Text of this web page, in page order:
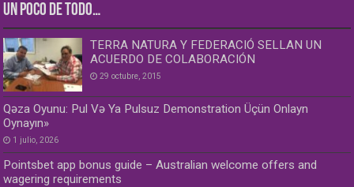
UN POCO DE TODO…
TERRA NATURA Y FEDERACIÓ SELLAN UN
ACUERDO DE COLABORACIÓN
29 octubre, 2015
Qəza Oyunu: Pul Və Ya Pulsuz Demonstration Üçün Onlayn
Oynayın»
1 julio, 2026
Pointsbet app bonus guide – Australian welcome offers and
wagering requirements